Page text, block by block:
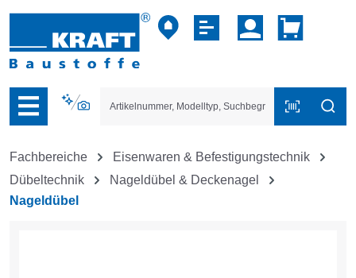
der B2B-Plattform springen
Fachbereiche
Eisenwaren & Befestigungstechnik
Dübeltechnik
Nageldübel & Deckenagel
Nageldübel